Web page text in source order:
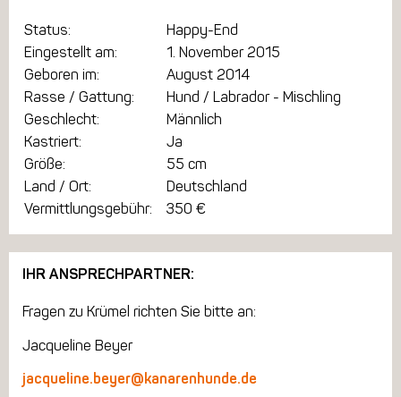
Status:
Happy-End
Eingestellt am:
1. November 2015
Geboren im:
August 2014
Rasse / Gattung:
Hund / Labrador - Mischling
Geschlecht:
Männlich
Kastriert:
Ja
Größe:
55 cm
Land / Ort:
Deutschland
Vermittlungsgebühr:
350 €
IHR ANSPRECHPARTNER:
Fragen zu Krümel richten Sie bitte an:
Jacqueline Beyer
jacqueline.beyer@kanarenhunde.de